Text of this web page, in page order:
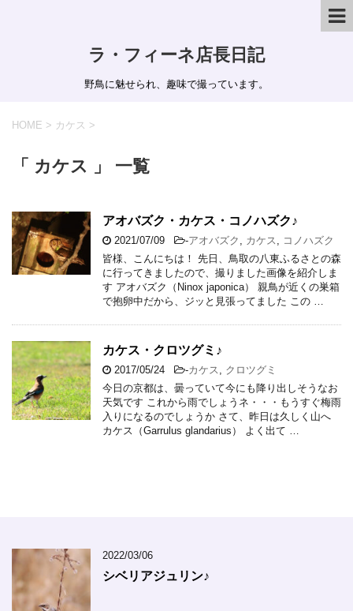
ラ・フィーネ店長日記
野鳥に魅せられ、趣味で撮っています。
HOME > カケス >
「 カケス 」 一覧
アオバズク・カケス・コノハズク♪
2021/07/09 -アオバズク カケス
コノハズク
皆様、こんにちは！ 先日、鳥取の八東ふるさとの森
に行ってきましたので、撮りました画像を紹介しま
す アオバズク（Ninox japonica） 親鳥が近くの巣箱
で抱卵中だから、ジッと見張ってました この …
カケス・クロツグミ♪
2017/05/24 -カケス
クロツグミ
今日の京都は、曇っていて今にも降り出しそうなお
天気です これから雨でしょうネ・・・もうすぐ梅雨
入りになるのでしょうか さて、昨日は久しく山へ
カケス（Garrulus glandarius） よく出て …
2022/03/06
シベリアジュリン♪